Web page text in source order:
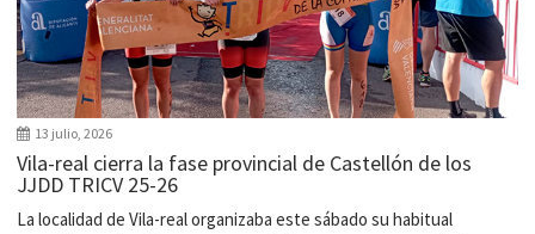
13 julio, 2026
Vila-real cierra la fase provincial de Castellón de los
JJDD TRICV 25-26
La localidad de Vila-real organizaba este sábado su habitual